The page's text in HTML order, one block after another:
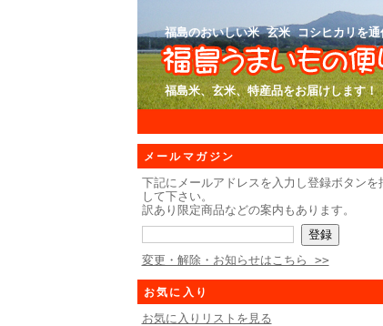
福島のおいしい米 玄米 コシヒカリを
福島米、玄米、特産品をお届けします
メールマガジン
下記にメールアドレスを入力し登録ボタンを
して下さい。
訳あり限定商品などの案内もあります。
変更・解除・お知らせはこちら >>
お気に入り
お気に入りリストを見る